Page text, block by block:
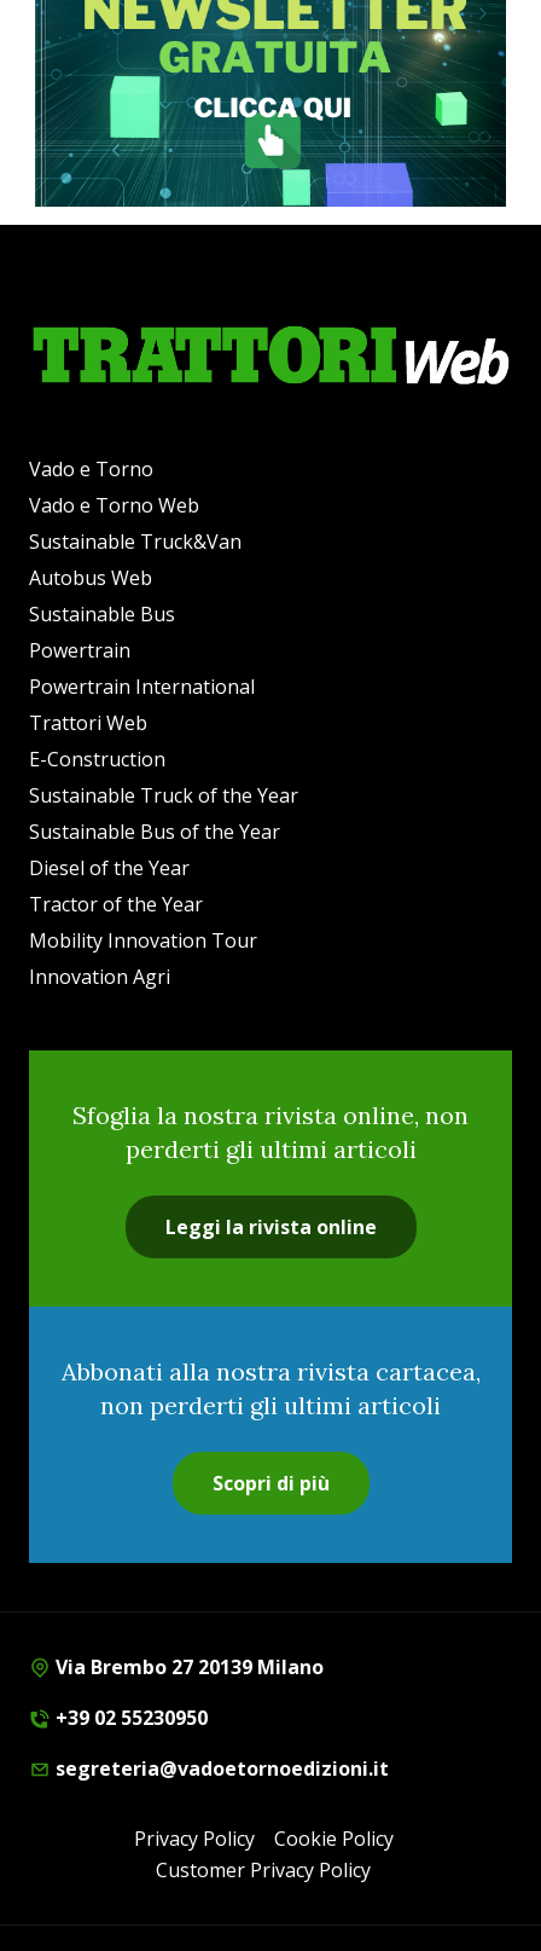
Vado e Torno
Vado e Torno Web
Sustainable Truck&Van
Autobus Web
Sustainable Bus
Powertrain
Powertrain International
Trattori Web
E-Construction
Sustainable Truck of the Year
Sustainable Bus of the Year
Diesel of the Year
Tractor of the Year
Mobility Innovation Tour
Innovation Agri
Sfoglia la nostra rivista online, non
perderti gli ultimi articoli
Leggi la rivista online
Abbonati alla nostra rivista cartacea,
non perderti gli ultimi articoli
Scopri di più
Via Brembo 27 20139 Milano
+39 02 55230950
segreteria@vadoetornoedizioni.it
Privacy Policy
Cookie Policy
Customer Privacy Policy